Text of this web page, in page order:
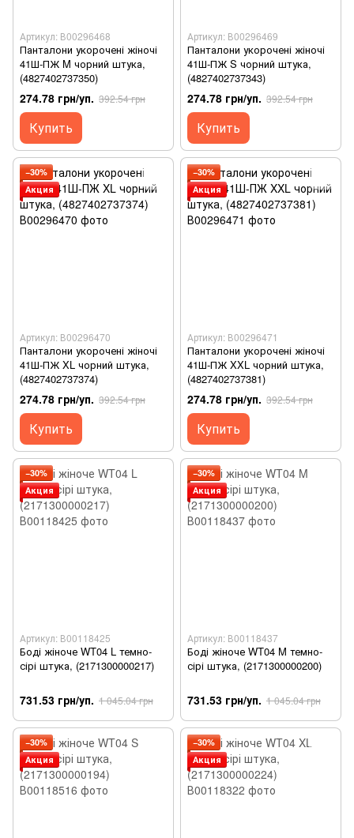
Артикул: В00296468
Панталони укорочені жіночі
41Ш-ПЖ M чорний штука,
(4827402737350)
274.78 грн/уп. 392.54 грн
Купить
Артикул: В00296469
Панталони укорочені жіночі
41Ш-ПЖ S чорний штука,
(4827402737343)
274.78 грн/уп. 392.54 грн
Купить
−30%
Акция
Артикул: В00296470
Панталони укорочені жіночі
41Ш-ПЖ XL чорний штука,
(4827402737374)
274.78 грн/уп. 392.54 грн
Купить
−30%
Акция
Артикул: В00296471
Панталони укорочені жіночі
41Ш-ПЖ XXL чорний штука,
(4827402737381)
274.78 грн/уп. 392.54 грн
Купить
−30%
Акция
Артикул: В00118425
Боді жіноче WT04 L темно-
сірі штука, (2171300000217)
731.53 грн/уп. 1 045.04 грн
−30%
Акция
Артикул: В00118437
Боді жіноче WT04 M темно-
сірі штука, (2171300000200)
731.53 грн/уп. 1 045.04 грн
−30%
Акция
−30%
Акция